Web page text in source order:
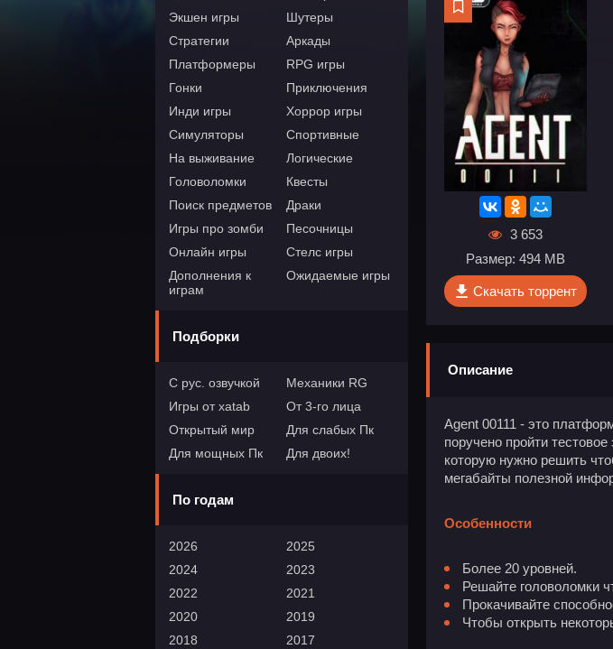
Экшен игры
Шутеры
Стратегии
Аркады
Платформеры
RPG игры
Гонки
Приключения
Инди игры
Хоррор игры
Симуляторы
Спортивные
На выживание
Логические
Головоломки
Квесты
Поиск предметов
Драки
Игры про зомби
Песочницы
Онлайн игры
Стелс игры
Дополнения к
играм
Ожидаемые игры
Подборки
С рус. озвучкой
Механики RG
Игры от xatab
От 3-го лица
Открытый мир
Для слабых Пк
Для мощных Пк
Для двоих!
По годам
2026
2025
2024
2023
2022
2021
2020
2019
2018
2017
3 653
Размер: 494 MB
Скачать торрент
Описание
Agent 00111 - это
поручено пройти
которую нужно решить
мегабайты полезной
Особенности
Более 20 уровней.
Решайте головоломки
Прокачивайте
Чтобы открыть